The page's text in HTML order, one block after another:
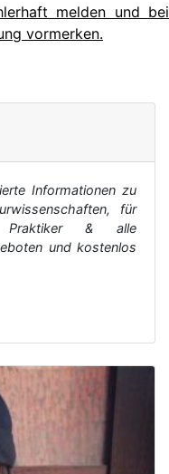
melden und bei
vormerken.
Informationen zu
für
Praktiker & alle
und kostenlos